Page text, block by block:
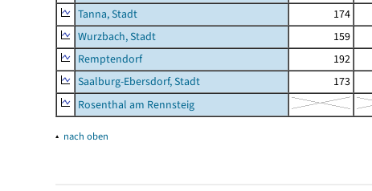
Tanna, Stadt
174
Wurzbach, Stadt
159
Remptendorf
192
Saalburg-Ebersdorf, Stadt
173
Rosenthal am Rennsteig
▴ nach oben